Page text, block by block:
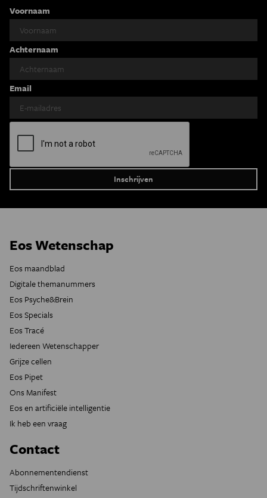
Voornaam
Achternaam
Email
Eos Wetenschap
Eos maandblad
Digitale themanummers
Eos Psyche&Brein
Eos Specials
Eos Tracé
Iedereen Wetenschapper
Grijze cellen
Eos Pipet
Ons Manifest
Eos en artificiële intelligentie
Ik heb een vraag
Contact
Abonnementendienst
Tijdschriftenwinkel